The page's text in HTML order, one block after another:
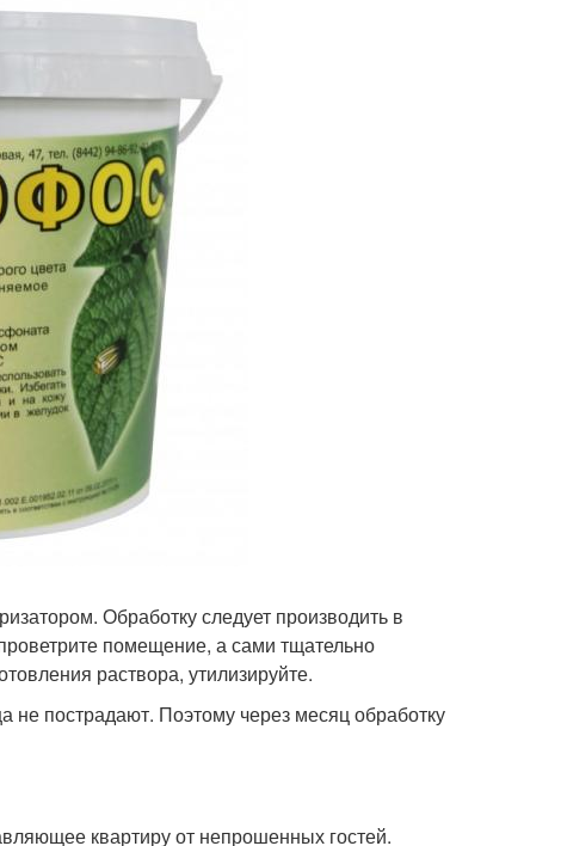
Обработку следует производить в
помещение, а сами тщательно
раствора, утилизируйте.
не пострадают. Поэтому через месяц обработку
квартиру от непрошенных гостей.